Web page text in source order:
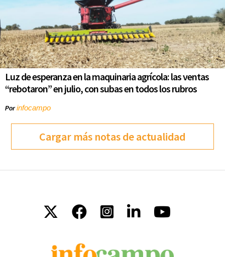
Luz de esperanza en la maquinaria agrícola: las ventas
“rebotaron” en julio, con subas en todos los rubros
Porinfocampo
Cargar más notas de actualidad